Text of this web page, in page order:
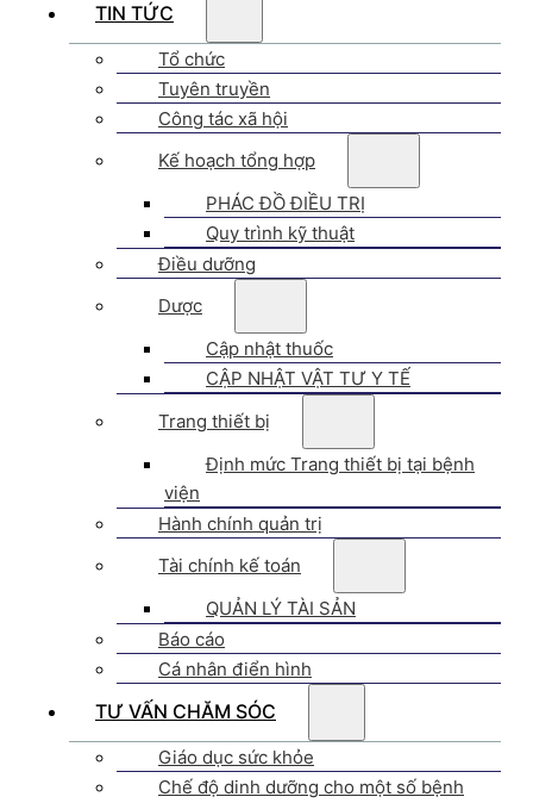
TIN TỨC
Tổ chức
Tuyên truyền
Công tác xã hội
Kế hoạch tổng hợp
PHÁC ĐỒ ĐIỀU TRỊ
Quy trình kỹ thuật
Điều dưỡng
Dược
Cập nhật thuốc
CẬP NHẬT VẬT TƯ Y TẾ
Trang thiết bị
Định mức Trang thiết bị tại bệnh
viện
Hành chính quản trị
Tài chính kế toán
QUẢN LÝ TÀI SẢN
Báo cáo
Cá nhân điển hình
TƯ VẤN CHĂM SÓC
Giáo dục sức khỏe
Chế độ dinh dưỡng cho một số bệnh